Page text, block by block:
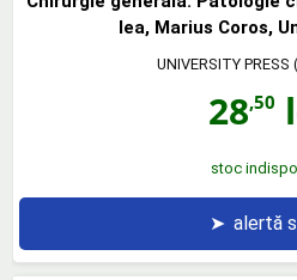
lea, Marius Coros,
UNIVERSITY PRESS
28,50
stoc
➤ alertă